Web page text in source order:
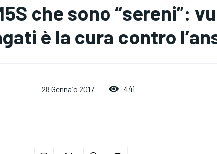
che sono “sereni”:
è la cura contro
28 Gennaio 2017 441